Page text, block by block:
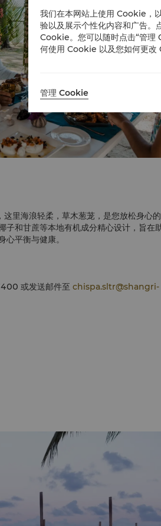
里海浪轻柔，草木葱茏，是您放松身心的
子和甘蔗等本地有机成分精心设计，旨在
心平衡与健康。
或发送邮件至 chispa.sltr@shangri-
我们在本网站上使用 Cookie，
验以及展示个性化内容和广告。
Cookie。您可以随时点击“管理
何使用 Cookie 以及您如何更
管理 Cookie